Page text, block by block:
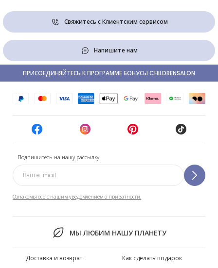
Свяжитесь с Клиентским сервисом
Напишите нам
Подпишитесь на нашу рассылку
Ознакомьтесь с нашим уведомлением о приватности.
МЫ ЛЮБИМ НАШУ ПЛАНЕТУ
ПРИСОЕДИНЯЙТЕСЬ К ПРОГРАММЕ БОНУСЫ CHILDRENSALON
Доставка и возврат
Как сделать подарок